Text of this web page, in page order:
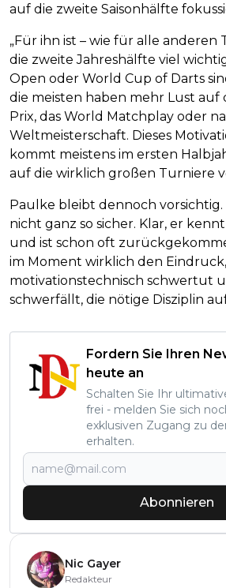
auf die zweite Saisonhälfte
„Für ihn ist – wie für alle anderen
die zweite Jahreshälfte viel
Open oder World Cup of Darts
die meisten haben mehr Lust auf
Prix, das World Matchplay oder
Weltmeisterschaft. Dieses
kommt meistens im ersten
auf die wirklich großen Turniere
Paulke bleibt dennoch vorsichtig.
nicht ganz so sicher. Klar, er
und ist schon oft
im Moment wirklich den Eindruck,
motivationstechnisch schwertut
schwerfällt, die nötige Disziplin
Fordern Sie Ihren
heute an
Schalten Sie Ihr
frei - melden Sie sich
exklusiven Zugang zu
erhalten.
Abonnieren
Nic Gayer
Redakteur